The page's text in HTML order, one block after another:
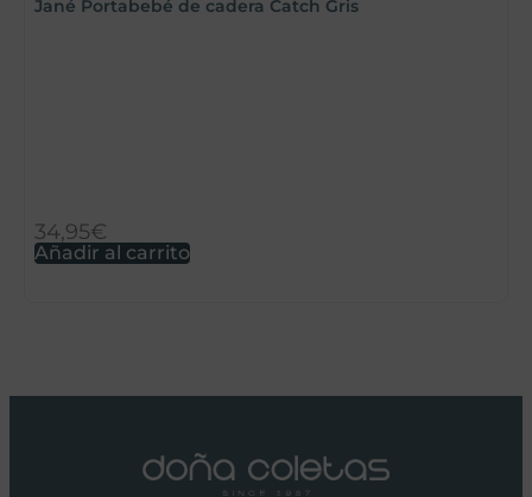
Jané Portabebé de cadera Catch Gris
34,95€
Añadir al carrito